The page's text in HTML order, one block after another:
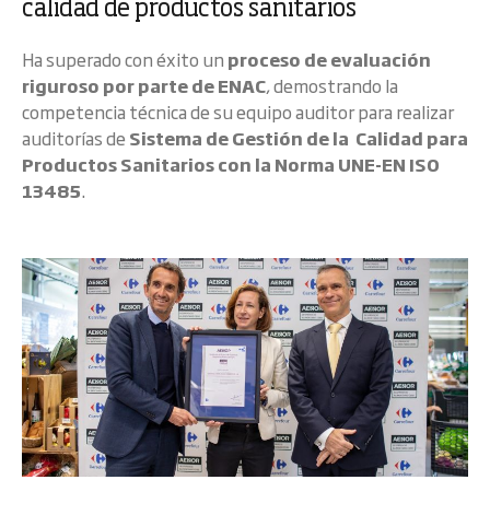
calidad de productos sanitarios
Ha superado con éxito un proceso de evaluación
riguroso por parte de ENAC, demostrando la
competencia técnica de su equipo auditor para realizar
auditorías deSistema de Gestión de la Calidad para
Productos Sanitarios con la Norma UNE-EN ISO
13485.